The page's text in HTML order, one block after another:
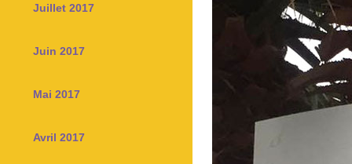
Juillet 2017
Juin 2017
Mai 2017
Avril 2017